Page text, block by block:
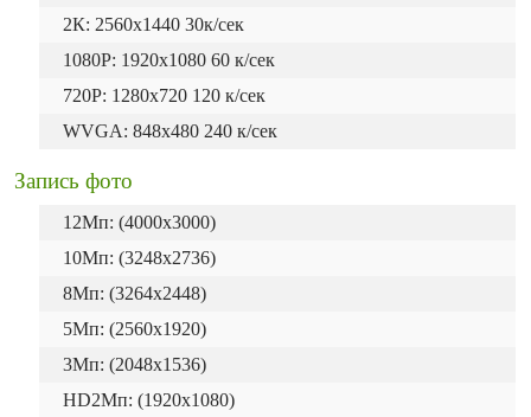
2К: 2560х1440 30к/сек
1080P: 1920х1080 60 к/сек
720P: 1280х720 120 к/сек
WVGA: 848х480 240 к/сек
Запись фото
12Mп: (4000x3000)
10Mп: (3248x2736)
8Mп: (3264x2448)
5Mп: (2560x1920)
3Mп: (2048x1536)
HD2Мп: (1920x1080)